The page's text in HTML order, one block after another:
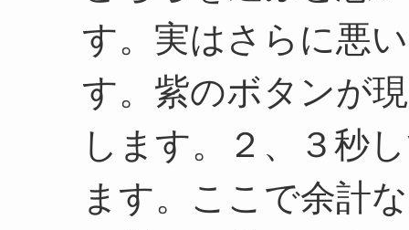
す。実はさらに悪
す。紫のボタンが
します。２、３秒
ます。ここで余計